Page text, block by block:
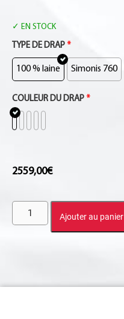
EN STOCK
TYPE DE DRAP *
100 % laine Simonis 760
COULEUR DU DRAP *
2559,00€
Ajouter au panier